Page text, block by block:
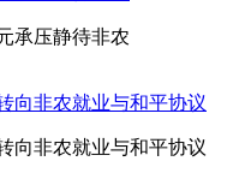
承压静待非农
向非农就业与和平协议
向非农就业与和平协议